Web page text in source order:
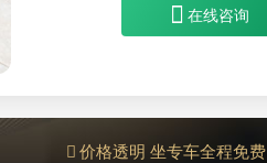
在线咨询
价格透明 坐专车全程免费